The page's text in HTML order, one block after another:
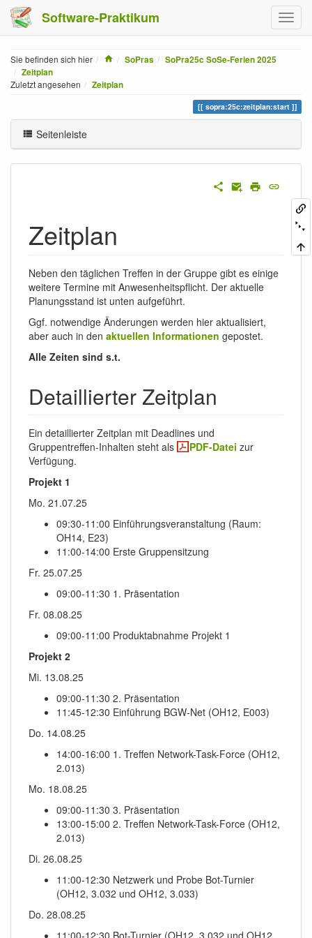
Software-Praktikum
Sie befinden sich hier Home
SoPras
SoPra25c SoSe-Ferien 2025
Zeitplan
Zuletzt angesehen
Zeitplan
sopra:25c:zeitplan:start
Seitenleiste
Zeitplan
Neben den täglichen Treffen in der Gruppe gibt es einige
weitere Termine mit Anwesenheitspflicht. Der aktuelle
Planungsstand ist unten aufgeführt.
Ggf. notwendige Änderungen werden hier aktualisiert,
aber auch in den aktuellen Informationen gepostet.
Alle Zeiten sind s.t.
Detaillierter Zeitplan
Ein detaillierter Zeitplan mit Deadlines und
Gruppentreffen-Inhalten steht als
PDF-Datei zur
Verfügung.
Projekt 1
Mo. 21.07.25
09:30-11:00 Einführungsveranstaltung (Raum:
OH14, E23)
11:00-14:00 Erste Gruppensitzung
Fr. 25.07.25
09:00-11:30 1. Präsentation
Fr. 08.08.25
09:00-11:00 Produktabnahme Projekt 1
Projekt 2
Mi. 13.08.25
09:00-11:30 2. Präsentation
11:45-12:30 Einführung BGW-Net (OH12, E003)
Do. 14.08.25
14:00-16:00 1. Treffen Network-Task-Force (OH12,
2.013)
Mo. 18.08.25
09:00-11:30 3. Präsentation
13:00-15:00 2. Treffen Network-Task-Force (OH12,
2.013)
Di. 26.08.25
11:00-12:30 Netzwerk und Probe Bot-Turnier
(OH12, 3.032 und OH12, 3.033)
Do. 28.08.25
11:00-12:30 Bot-Turnier (OH12, 3.032 und OH12,